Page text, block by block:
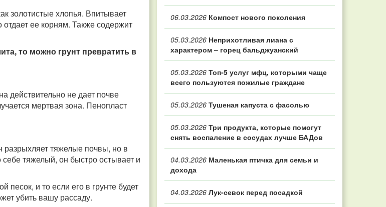
золотистые хлопья. Впитывает
ее корням. Также содержит
то можно грунт превратить в
действительно не дает почве
мертвая зона. Пенопласт
разрыхляет тяжелые почвы, но в
себе тяжелый, он быстро остывает и
песок, и то если его в грунте будет
убить вашу рассаду.
06.03.2026 Компост нового поколения
05.03.2026 Неприхотливая лиана с
характером – горец бальджуанский
05.03.2026 Топ‑5 услуг мфц, которыми чаще
всего пользуются пожилые граждане
05.03.2026 Тушеная капуста с фасолью
05.03.2026 Три продукта, которые помогут
снять воспаление в сосудах лучше БАДов
04.03.2026 Маленькая птичка для семьи и
дохода
04.03.2026 Лук-севок перед посадкой